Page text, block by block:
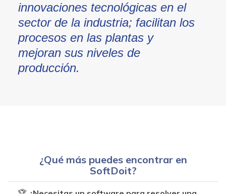
innovaciones tecnológicas en el
sector de la industria; facilitan los
procesos en las plantas y
mejoran sus niveles de
producción.
¿Qué más puedes encontrar en
SoftDoit?